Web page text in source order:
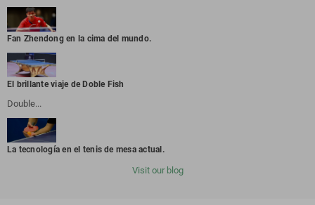
Fan Zhendong en la cima del mundo.
El brillante viaje de Doble Fish
Double...
La tecnología en el tenis de mesa actual.
Visit our blog